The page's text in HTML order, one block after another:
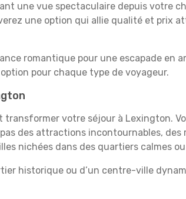
une vue spectaculaire depuis votre
une option qui allie qualité et prix
romantique pour une escapade en
pour chaque type de voyageur.
transformer votre séjour à Lexington.
des attractions incontournables,
nichées dans des quartiers calmes
historique ou d’un centre-ville